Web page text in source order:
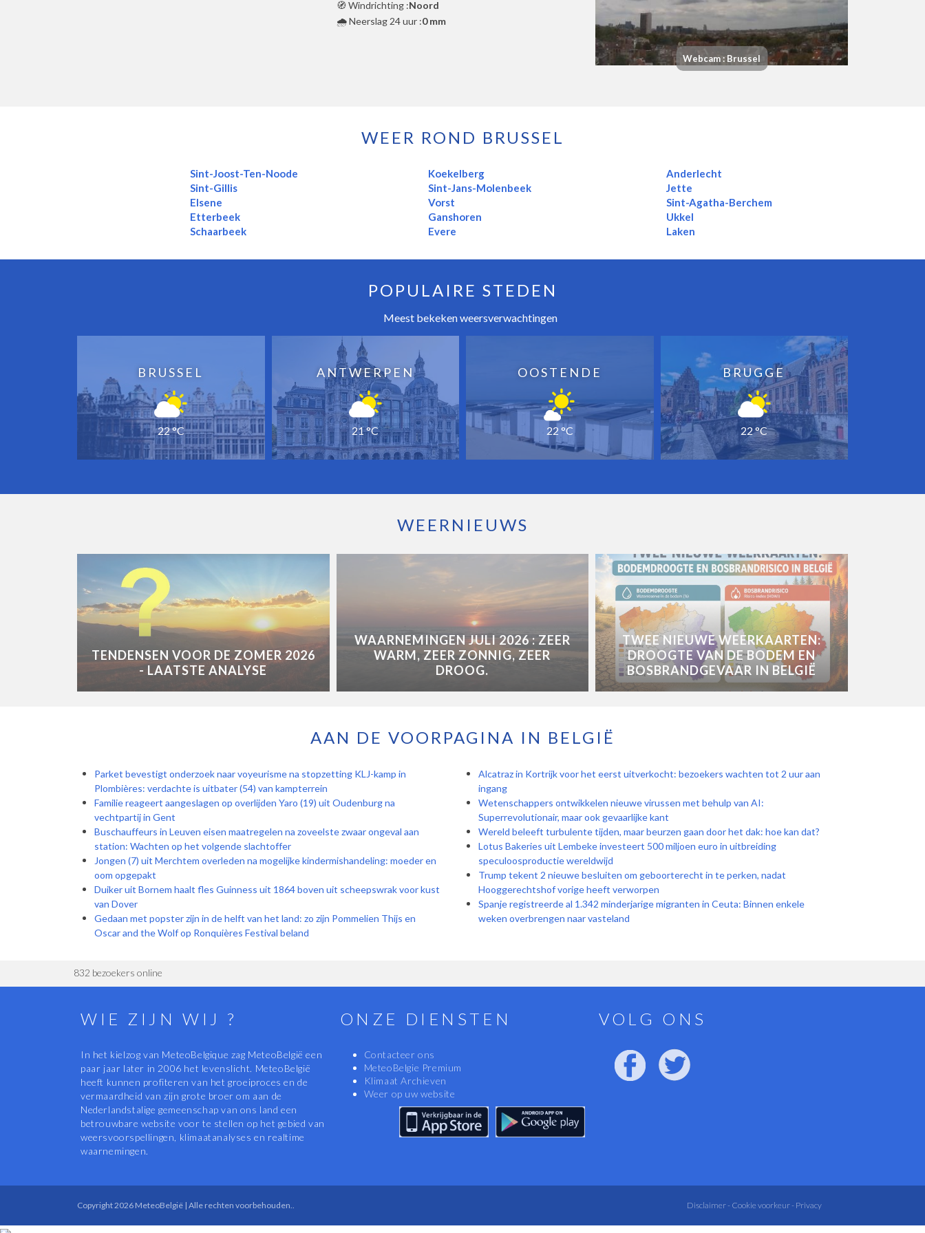
🧭 Windrichting :Noord
🌧️ Neerslag 24 uur :0 mm
Webcam : Brussel
WEER ROND BRUSSEL
Sint-Joost-Ten-Noode
Sint-Gillis
Elsene
Etterbeek
Schaarbeek
Koekelberg
Sint-Jans-Molenbeek
Vorst
Ganshoren
Evere
Anderlecht
Jette
Sint-Agatha-Berchem
Ukkel
Laken
POPULAIRE STEDEN
Meest bekeken weersverwachtingen
BRUSSEL
22 °C
ANTWERPEN
21 °C
OOSTENDE
22 °C
BRUGGE
22 °C
WEERNIEUWS
TENDENSEN VOOR DE ZOMER 2026
- LAATSTE ANALYSE
WAARNEMINGEN JULI 2026 : ZEER
WARM, ZEER ZONNIG, ZEER
DROOG.
TWEE NIEUWE WEERKAARTEN:
DROOGTE VAN DE BODEM EN
BOSBRANDGEVAAR IN BELGIË
AAN DE VOORPAGINA IN BELGIË
Parket bevestigt onderzoek naar voyeurisme na stopzetting KLJ-kamp in
Plombières: verdachte is uitbater (54) van kampterrein
Familie reageert aangeslagen op overlijden Yaro (19) uit Oudenburg na
vechtpartij in Gent
Buschauffeurs in Leuven eisen maatregelen na zoveelste zwaar ongeval aan
station: Wachten op het volgende slachtoffer
Jongen (7) uit Merchtem overleden na mogelijke kindermishandeling: moeder en
oom opgepakt
Duiker uit Bornem haalt fles Guinness uit 1864 boven uit scheepswrak voor kust
van Dover
Gedaan met popster zijn in de helft van het land: zo zijn Pommelien Thijs en
Oscar and the Wolf op Ronquières Festival beland
Alcatraz in Kortrijk voor het eerst uitverkocht: bezoekers wachten tot 2 uur aan
ingang
Wetenschappers ontwikkelen nieuwe virussen met behulp van AI:
Superrevolutionair, maar ook gevaarlijke kant
Wereld beleeft turbulente tijden, maar beurzen gaan door het dak: hoe kan dat?
Lotus Bakeries uit Lembeke investeert 500 miljoen euro in uitbreiding
speculoosproductie wereldwijd
Trump tekent 2 nieuwe besluiten om geboorterecht in te perken, nadat
Hooggerechtshof vorige heeft verworpen
Spanje registreerde al 1.342 minderjarige migranten in Ceuta: Binnen enkele
weken overbrengen naar vasteland
832 bezoekers online
WIE ZIJN WIJ ?
In het kielzog van MeteoBelgique zag MeteoBelgië een
paar jaar later in 2006 het levenslicht. MeteoBelgië
heeft kunnen profiteren van het groeiproces en de
vermaardheid van zijn grote broer om aan de
Nederlandstalige gemeenschap van ons land een
betrouwbare website voor te stellen op het gebied van
weersvoorspellingen, klimaatanalyses en realtime
waarnemingen.
ONZE DIENSTEN
Contacteer ons
MeteoBelgie Premium
Klimaat Archieven
Weer op uw website
VOLG ONS
Copyright 2026 MeteoBelgië | Alle rechten voorbehouden.. Privacy
Cookie voorkeur -
Disclaimer -